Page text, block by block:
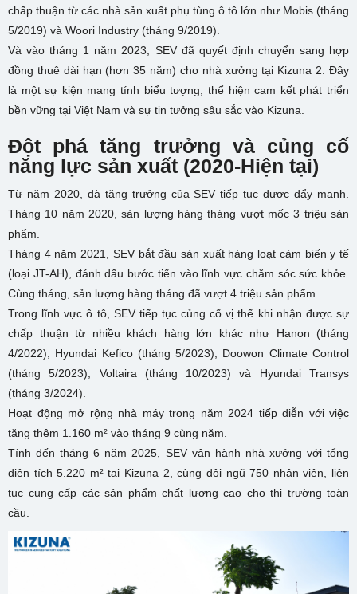
chấp thuận từ các nhà sản xuất phụ tùng ô tô lớn như Mobis (tháng
5/2019) và Woori Industry (tháng 9/2019).
Và vào tháng 1 năm 2023, SEV đã quyết định chuyển sang hợp
đồng thuê dài hạn (hơn 35 năm) cho nhà xưởng tại Kizuna 2. Đây
là một sự kiện mang tính biểu tượng, thể hiện cam kết phát triển
bền vững tại Việt Nam và sự tin tưởng sâu sắc vào Kizuna.
Đột phá tăng trưởng và củng cố
năng lực sản xuất (2020-Hiện tại)
Từ năm 2020, đà tăng trưởng của SEV tiếp tục được đẩy mạnh.
Tháng 10 năm 2020, sản lượng hàng tháng vượt mốc 3 triệu sản
phẩm.
Tháng 4 năm 2021, SEV bắt đầu sản xuất hàng loạt cảm biến y tế
(loại JT-AH), đánh dấu bước tiến vào lĩnh vực chăm sóc sức khỏe.
Cùng tháng, sản lượng hàng tháng đã vượt 4 triệu sản phẩm.
Trong lĩnh vực ô tô, SEV tiếp tục củng cố vị thế khi nhận được sự
chấp thuận từ nhiều khách hàng lớn khác như Hanon (tháng
4/2022), Hyundai Kefico (tháng 5/2023), Doowon Climate Control
(tháng 5/2023), Voltaira (tháng 10/2023) và Hyundai Transys
(tháng 3/2024).
Hoạt động mở rộng nhà máy trong năm 2024 tiếp diễn với việc
tăng thêm 1.160 m² vào tháng 9 cùng năm.
Tính đến tháng 6 năm 2025, SEV vận hành nhà xưởng với tổng
diện tích 5.220 m² tại Kizuna 2, cùng đội ngũ 750 nhân viên, liên
tục cung cấp các sản phẩm chất lượng cao cho thị trường toàn
cầu.